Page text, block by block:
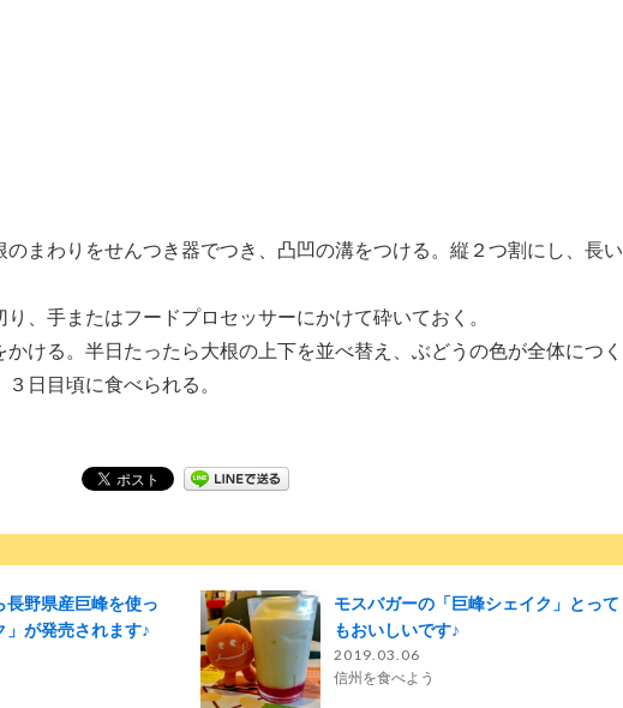
まわりをせんつき器でつき、凸凹の溝をつける。縦２つ割にし、長い
、手またはフードプロセッサーにかけて砕いておく。
ける。半日たったら大根の上下を並べ替え、ぶどうの色が全体につく
日目頃に食べられる。
長野県産巨峰を使っ
が発売されます♪
モスバガーの「巨峰シェイク」とって
もおいしいです♪
2019.03.06
信州を食べよう